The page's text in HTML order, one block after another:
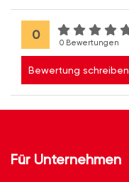
0
0 Bewertungen
Bewertung schreiben
Für Unternehmen